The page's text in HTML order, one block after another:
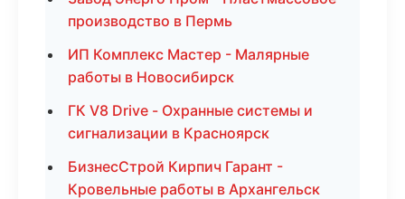
производство в Пермь
ИП Комплекс Мастер - Малярные
работы в Новосибирск
ГК V8 Drive - Охранные системы и
сигнализации в Красноярск
БизнесСтрой Кирпич Гарант -
Кровельные работы в Архангельск